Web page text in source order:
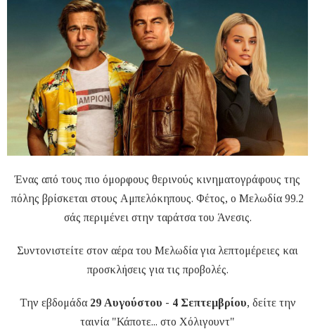
Ένας από τους πιο όμορφους θερινούς κινηματογράφους της
πόλης βρίσκεται στους Αμπελόκηπους. Φέτος, ο Μελωδία 99.2
σάς περιμένει στην ταράτσα του Άνεσις.
Συντονιστείτε στον αέρα του Μελωδία για λεπτομέρειες και
προσκλήσεις για τις προβολές.
Την εβδομάδα 29 Αυγούστου - 4 Σεπτεμβρίου, δείτε την
ταινία "Κάποτε... στο Χόλιγουντ"